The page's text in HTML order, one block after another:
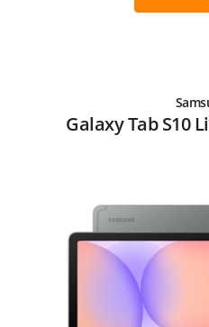
Galaxy Tab S10